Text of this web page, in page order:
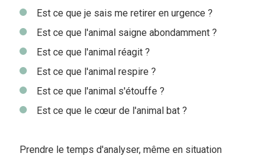
Est ce que je sais me retirer en urgence ?
Est ce que l'animal saigne abondamment ?
Est ce que l'animal réagit ?
Est ce que l'animal respire ?
Est ce que l'animal s'étouffe ?
Est ce que le cœur de l'animal bat ?
Prendre le temps d'analyser, même en situation